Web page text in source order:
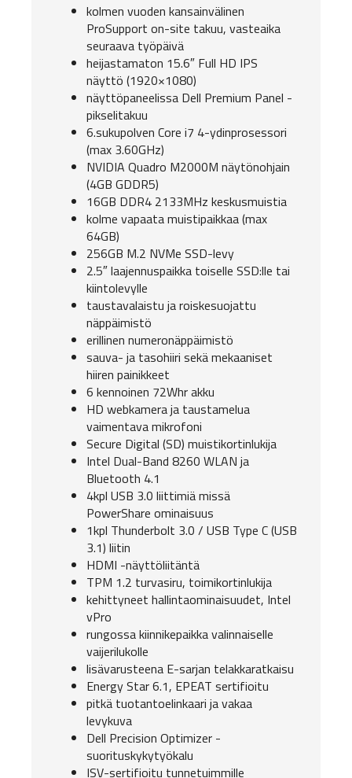
kolmen vuoden kansainvälinen
ProSupport on-site takuu, vasteaika
seuraava työpäivä
heijastamaton 15.6″ Full HD IPS
näyttö (1920×1080)
näyttöpaneelissa Dell Premium Panel -
pikselitakuu
6.sukupolven Core i7 4-ydinprosessori
(max 3.60GHz)
NVIDIA Quadro M2000M näytönohjain
(4GB GDDR5)
16GB DDR4 2133MHz keskusmuistia
kolme vapaata muistipaikkaa (max
64GB)
256GB M.2 NVMe SSD-levy
2.5″ laajennuspaikka toiselle SSD:lle tai
kiintolevylle
taustavalaistu ja roiskesuojattu
näppäimistö
erillinen numeronäppäimistö
sauva- ja tasohiiri sekä mekaaniset
hiiren painikkeet
6 kennoinen 72Whr akku
HD webkamera ja taustamelua
vaimentava mikrofoni
Secure Digital (SD) muistikortinlukija
Intel Dual-Band 8260 WLAN ja
Bluetooth 4.1
4kpl USB 3.0 liittimiä missä
PowerShare ominaisuus
1kpl Thunderbolt 3.0 / USB Type C (USB
3.1) liitin
HDMI -näyttöliitäntä
TPM 1.2 turvasiru, toimikortinlukija
kehittyneet hallintaominaisuudet, Intel
vPro
rungossa kiinnikepaikka valinnaiselle
vaijerilukolle
lisävarusteena E-sarjan telakkaratkaisu
Energy Star 6.1, EPEAT sertifioitu
pitkä tuotantoelinkaari ja vakaa
levykuva
Dell Precision Optimizer -
suorituskykytyökalu
ISV-sertifioitu tunnetuimmille